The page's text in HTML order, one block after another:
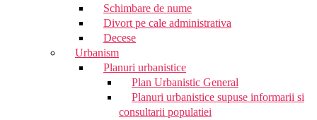
Schimbare de nume
Divort pe cale administrativa
Decese
Urbanism
Planuri urbanistice
Plan Urbanistic General
Planuri urbanistice supuse informarii si
consultarii populatiei